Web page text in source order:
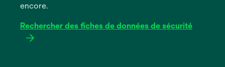
encore.
Rechercher des fiches de données de sécurité